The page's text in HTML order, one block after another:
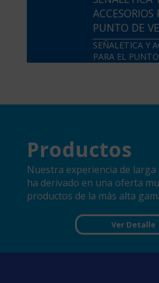
ACCESORIOS
PUNTO DE
SEÑALETICA Y
PARA EL
Productos
Nuestra experiencia de
ha derivado en una oferta
productos de la más alta
Ver Detalle